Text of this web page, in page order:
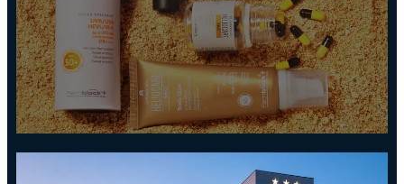
CANTABRIA LABS